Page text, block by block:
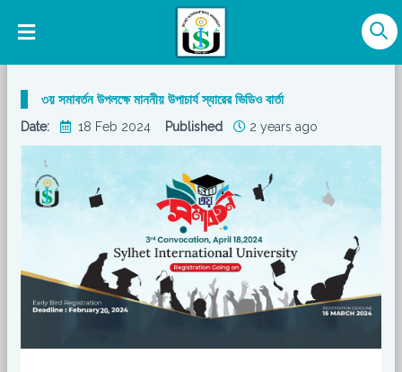
৩য় সমাবর্তন উপলক্ষে মাননীয় উপাচার্য স্যারের ভিডিও বার্তা
Date: 18 Feb 2024 Published 2 years ago